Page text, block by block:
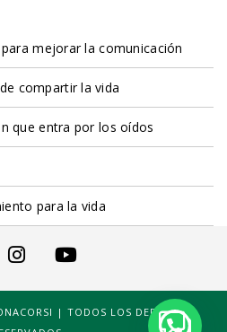
mejorar la comunicación
compartir la vida
que entra por los oídos
para la vida
| TODOS LOS DERECHOS